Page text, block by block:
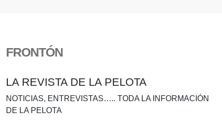
FRONTÓN
LA REVISTA DE LA PELOTA
NOTICIAS, ENTREVISTAS….. TODA LA INFORMACIÓN
DE LA PELOTA